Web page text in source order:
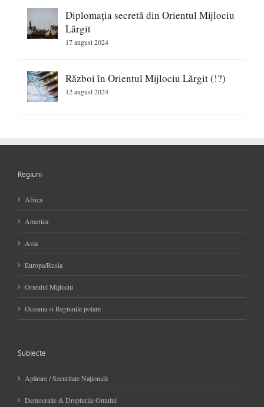
Diplomația secretă din Orientul Mijlociu
Lărgit
17 august 2024
Război în Orientul Mijlociu Lărgit (!?)
12 august 2024
Regiuni
Africa
America
Asia
Europa/Rusia
Orientul Mijlociu
Oceania si Regiunile polare
Subiecte
Apărare / Securitate Naţională
Democratie & Drepturile Omului